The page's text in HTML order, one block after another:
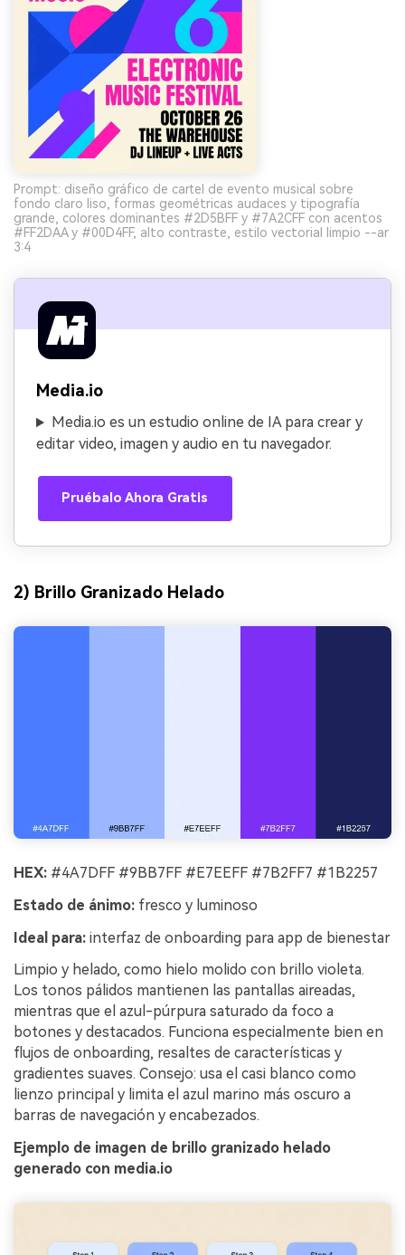
Prompt: diseño gráfico de cartel de evento musical sobre
fondo claro liso, formas geométricas audaces y tipografía
grande, colores dominantes #2D5BFF y #7A2CFF con acentos
#FF2DAA y #00D4FF, alto contraste, estilo vectorial limpio --ar
3:4
Media.io
Media.io es un estudio online de IA para crear y
editar video, imagen y audio en tu navegador.
Pruébalo Ahora Gratis
2) Brillo Granizado Helado
HEX: #4A7DFF #9BB7FF #E7EEFF #7B2FF7 #1B2257
Estado de ánimo: fresco y luminoso
Ideal para: interfaz de onboarding para app de bienestar
Limpio y helado, como hielo molido con brillo violeta.
Los tonos pálidos mantienen las pantallas aireadas,
mientras que el azul-púrpura saturado da foco a
botones y destacados. Funciona especialmente bien en
flujos de onboarding, resaltes de características y
gradientes suaves. Consejo: usa el casi blanco como
lienzo principal y limita el azul marino más oscuro a
barras de navegación y encabezados.
Ejemplo de imagen de brillo granizado helado
generado con media.io